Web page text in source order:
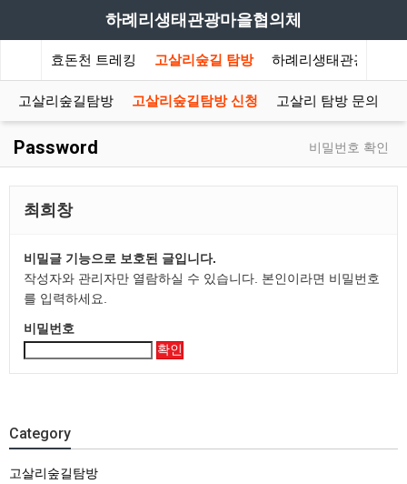
하례리생태관광마을협의체
효돈천 트레킹 고살리숲길 탐방 하례리생태관광소식
고살리숲길탐방 고살리숲길탐방 신청 고살리 탐방 문의
Password 비밀번호 확인
최희창
비밀글 기능으로 보호된 글입니다.
작성자와 관리자만 열람하실 수 있습니다. 본인이라면 비밀번호
를 입력하세요.
비밀번호
확인
Category
고살리숲길탐방